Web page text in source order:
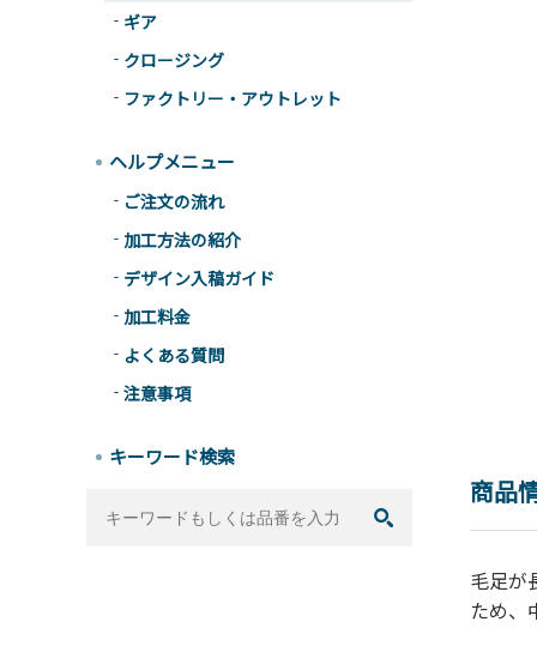
商品
毛足が
ため、
ギア
クロージング
ファクトリー・アウトレット
ヘルプメニュー
ご注文の流れ
加工方法の紹介
デザイン入稿ガイド
加工料金
よくある質問
注意事項
キーワード検索